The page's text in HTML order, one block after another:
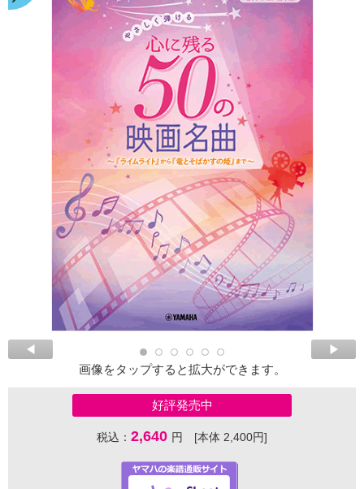
画像をタップすると拡大ができます。
好評発売中
税込： 2,640 円 [本体 2,400円]